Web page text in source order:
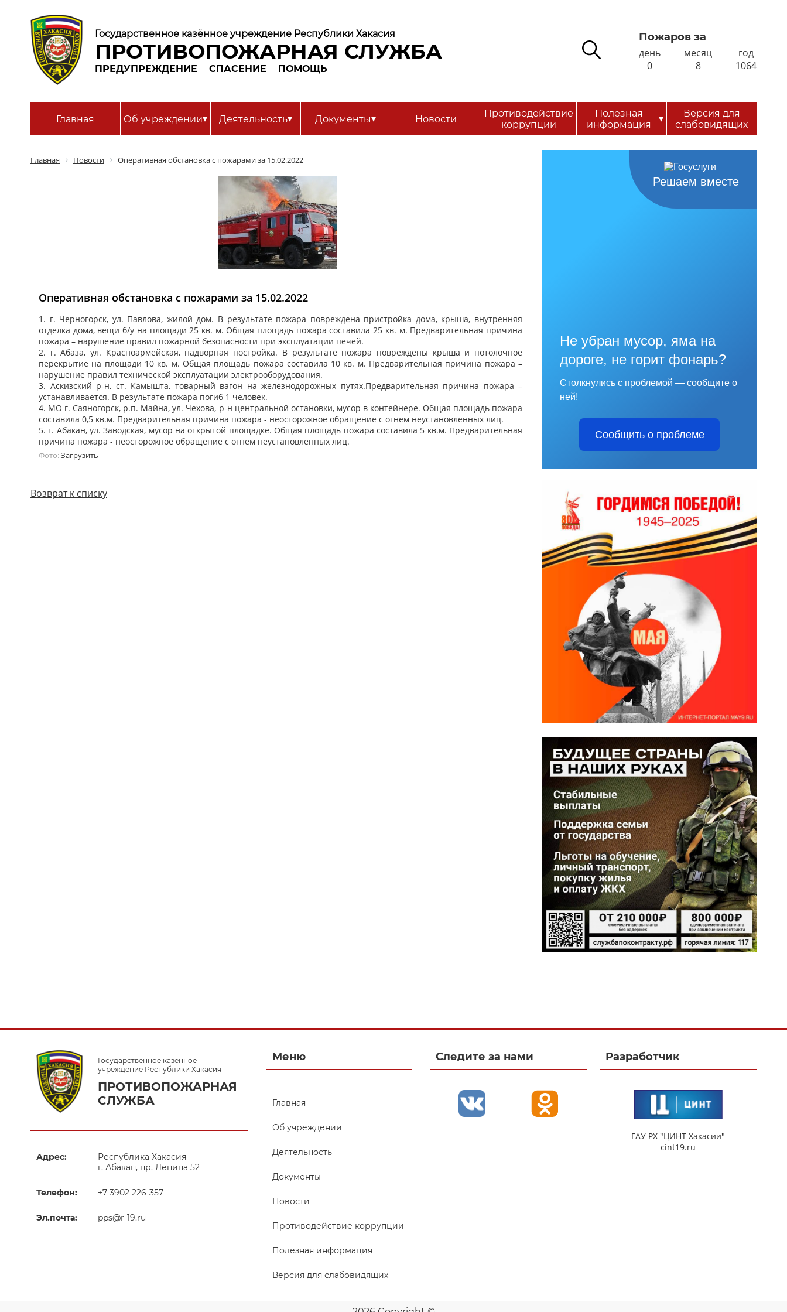
Государственное казённое учреждение Республики Хакасия
ПРОТИВОПОЖАРНАЯ СЛУЖБА
ПРЕДУПРЕЖДЕНИЕ СПАСЕНИЕ ПОМОЩЬ
Пожаров за
день
0
месяц
8
год
1064
Главная Об учреждении▾ Деятельность▾ Документы▾ Новости
Противодействие
коррупции
Полезная
информация
▾
Версия для
слабовидящих
Главная Новости Оперативная обстановка с пожарами за 15.02.2022
Оперативная обстановка с пожарами за 15.02.2022
1. г. Черногорск, ул. Павлова, жилой дом. В результате пожара повреждена пристройка дома, крыша, внутренняя
отделка дома, вещи б/у на площади 25 кв. м. Общая площадь пожара составила 25 кв. м. Предварительная причина
пожара – нарушение правил пожарной безопасности при эксплуатации печей.
2. г. Абаза, ул. Красноармейская, надворная постройка. В результате пожара повреждены крыша и потолочное
перекрытие на площади 10 кв. м. Общая площадь пожара составила 10 кв. м. Предварительная причина пожара –
нарушение правил технической эксплуатации электрооборудования.
3. Аскизский р-н, ст. Камышта, товарный вагон на железнодорожных путях.Предварительная причина пожара –
устанавливается. В результате пожара погиб 1 человек.
4. МО г. Саяногорск, р.п. Майна, ул. Чехова, р-н центральной остановки, мусор в контейнере. Общая площадь пожара
составила 0,5 кв.м. Предварительная причина пожара - неосторожное обращение с огнем неустановленных лиц.
5. г. Абакан, ул. Заводская, мусор на открытой площадке. Общая площадь пожара составила 5 кв.м. Предварительная
причина пожара - неосторожное обращение с огнем неустановленных лиц.
Фото:Загрузить
Возврат к списку
Решаем вместе
Не убран мусор, яма на
дороге, не горит фонарь?
Столкнулись с проблемой — сообщите о
ней!
Сообщить о проблеме
Государственное казённое
учреждение Республики Хакасия
ПРОТИВОПОЖАРНАЯ
СЛУЖБА
Адрес:
Республика Хакасия
г. Абакан, пр. Ленина 52
Телефон: +7 3902 226-357
Эл.почта: pps@r-19.ru
Меню
Главная
Об учреждении
Деятельность
Документы
Новости
Противодействие коррупции
Полезная информация
Версия для слабовидящих
Следите за нами Разработчик
ГАУ РХ "ЦИНТ Хакасии"
cint19.ru